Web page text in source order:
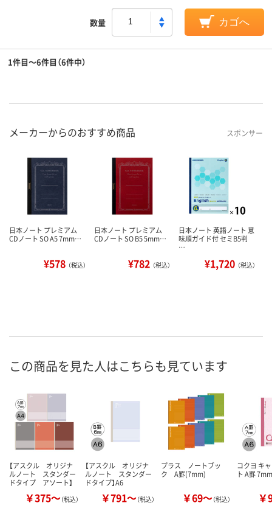
数量 カゴへ
1件目～6件目（6件中）
メーカーからのおすすめ商品 スポンサー
日本ノート プレミアム
CDノート SO A5 7mm…
¥578 （税込）
日本ノート プレミアム
CDノート SO B5 5mm…
¥782 （税込）
日本ノート 英語ノート 意
味順ガイド付 セミB5判
…
¥1,720 （税込）
この商品を見た人はこちらも見ています
【アスクル オリジナ
ルノート スタンダー
ドタイプ アソート】
￥375～（税込）
【アスクル オリジナ
ルノート スタンダー
ドタイプ】A6
￥791～（税込）
プラス ノートブッ
ク A罫(7mm)
￥69～（税込）
コクヨ キ
ト A罫
￥